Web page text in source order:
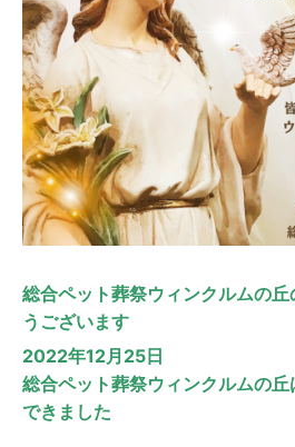
総合ペット葬祭ウィンクルムの
うございます
2022年12月25日
総合ペット葬祭ウィンクルムの
できました